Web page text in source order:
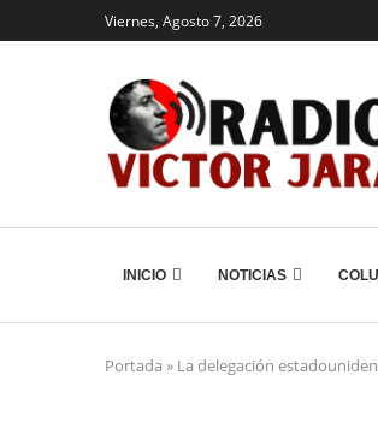
Viernes, Agosto 7, 2026
INICIO NOTICIAS
Portada » La delegación